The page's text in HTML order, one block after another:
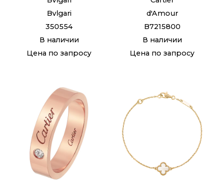
Bvlgari
350554
В наличии
Цена по запросу
d'Amour
B7215800
В наличии
Цена по запросу